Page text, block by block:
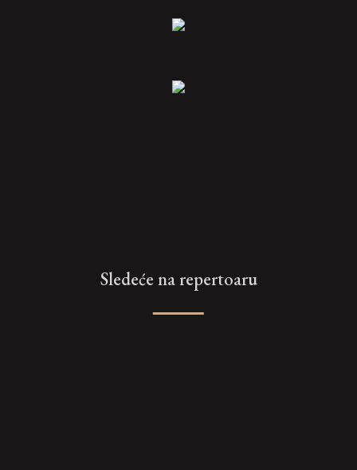
Sledeće na repertoaru